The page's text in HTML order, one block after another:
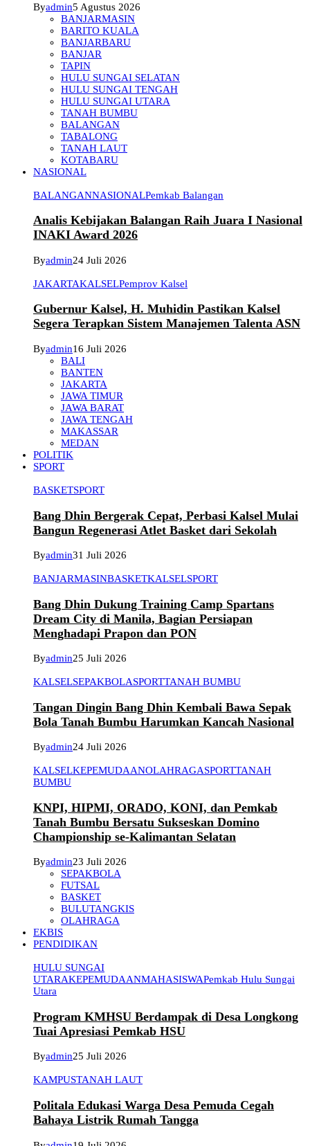
Byadmin5 Agustus 2026
BANJARMASIN
BARITO KUALA
BANJARBARU
BANJAR
TAPIN
HULU SUNGAI SELATAN
HULU SUNGAI TENGAH
HULU SUNGAI UTARA
TANAH BUMBU
BALANGAN
TABALONG
TANAH LAUT
KOTABARU
NASIONAL
BALANGANNASIONALPemkab Balangan
Analis Kebijakan Balangan Raih Juara I Nasional
INAKI Award 2026
Byadmin24 Juli 2026
JAKARTAKALSELPemprov Kalsel
Gubernur Kalsel, H. Muhidin Pastikan Kalsel
Segera Terapkan Sistem Manajemen Talenta ASN
Byadmin16 Juli 2026
BALI
BANTEN
JAKARTA
JAWA TIMUR
JAWA BARAT
JAWA TENGAH
MAKASSAR
MEDAN
POLITIK
SPORT
BASKETSPORT
Bang Dhin Bergerak Cepat, Perbasi Kalsel Mulai
Bangun Regenerasi Atlet Basket dari Sekolah
Byadmin31 Juli 2026
BANJARMASINBASKETKALSELSPORT
Bang Dhin Dukung Training Camp Spartans
Dream City di Manila, Bagian Persiapan
Menghadapi Prapon dan PON
Byadmin25 Juli 2026
KALSELSEPAKBOLASPORTTANAH BUMBU
Tangan Dingin Bang Dhin Kembali Bawa Sepak
Bola Tanah Bumbu Harumkan Kancah Nasional
Byadmin24 Juli 2026
KALSELKEPEMUDAANOLAHRAGASPORTTANAH
BUMBU
KNPI, HIPMI, ORADO, KONI, dan Pemkab
Tanah Bumbu Bersatu Sukseskan Domino
Championship se-Kalimantan Selatan
Byadmin23 Juli 2026
SEPAKBOLA
FUTSAL
BASKET
BULUTANGKIS
OLAHRAGA
EKBIS
PENDIDIKAN
HULU SUNGAI
UTARAKEPEMUDAANMAHASISWAPemkab Hulu Sungai
Utara
Program KMHSU Berdampak di Desa Longkong
Tuai Apresiasi Pemkab HSU
Byadmin25 Juli 2026
KAMPUSTANAH LAUT
Politala Edukasi Warga Desa Pemuda Cegah
Bahaya Listrik Rumah Tangga